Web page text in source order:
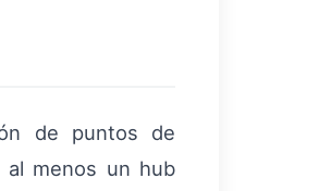
de puntos de
al menos un hub